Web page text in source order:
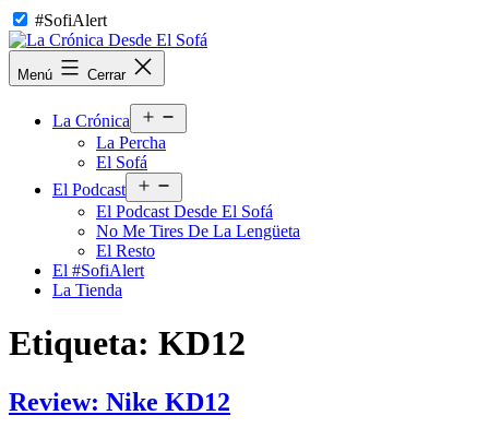
Saltar
al
contenido
#SofiAlert
La
Crónica
Menú Cerrar
La Crónica
el
La Percha
El Sofá
El Podcast
el
menú
El Podcast Desde El Sofá
No Me Tires De La Lengüeta
El Resto
El #SofiAlert
La Tienda
Etiqueta: KD12
Review: Nike KD12